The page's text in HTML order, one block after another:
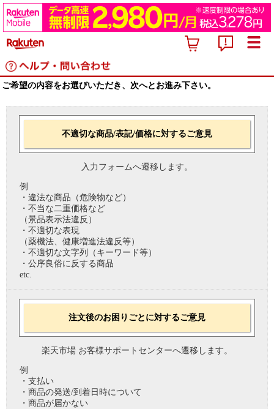
ご希望の内容をお選びいただき、次へとお進み下さい。
不適切な商品/表記/価格に対するご意見
入力フォームへ遷移します。
例
・違法な商品（危険物など）
・不当な二重価格など
（景品表示法違反）
・不適切な表現
（薬機法、健康増進法違反等）
・不適切な文字列（キーワード等）
・公序良俗に反する商品
etc.
注文後のお困りごとに対するご意見
楽天市場 お客様サポートセンターへ遷移します。
例
・支払い
・商品の発送/到着日時について
・商品が届かない